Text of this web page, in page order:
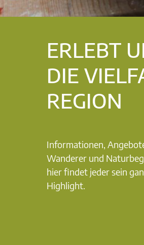
ERLEBT
DIE
REGION
Informationen,
Wanderer und
hier findet jeder sein
Highlight.